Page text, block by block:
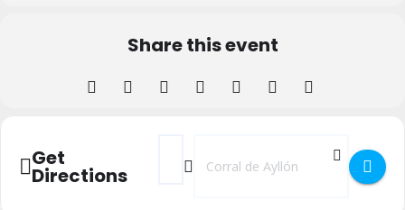
Share this event
Get
Directions
Address - Torneo de Frontenis Corral de
Destination Address - Torneo de